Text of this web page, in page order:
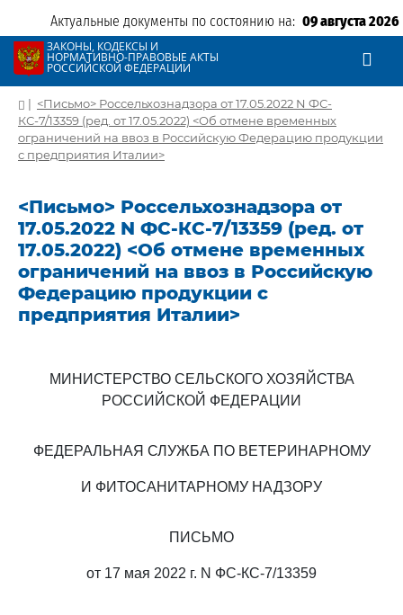
Актуальные документы по состоянию на: 09 августа 2026
ЗАКОНЫ, КОДЕКСЫ И
НОРМАТИВНО-ПРАВОВЫЕ АКТЫ
РОССИЙСКОЙ ФЕДЕРАЦИИ
| <Письмо> Россельхознадзора от 17.05.2022 N ФС-
КС-7/13359 (ред. от 17.05.2022) <Об отмене временных
ограничений на ввоз в Российскую Федерацию продукции
с предприятия Италии>
<Письмо> Россельхознадзора от
17.05.2022 N ФС-КС-7/13359 (ред. от
17.05.2022) <Об отмене временных
ограничений на ввоз в Российскую
Федерацию продукции с
предприятия Италии>
МИНИСТЕРСТВО СЕЛЬСКОГО ХОЗЯЙСТВА
РОССИЙСКОЙ ФЕДЕРАЦИИ
ФЕДЕРАЛЬНАЯ СЛУЖБА ПО ВЕТЕРИНАРНОМУ
И ФИТОСАНИТАРНОМУ НАДЗОРУ
ПИСЬМО
от 17 мая 2022 г. N ФС-КС-7/13359